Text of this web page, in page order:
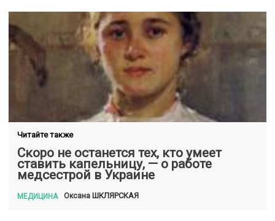
Читайте также
Скоро не останется тех, кто умеет
ставить капельницу, — о работе
медсестрой в Украине
МЕДИЦИНА Оксана ШКЛЯРСКАЯ